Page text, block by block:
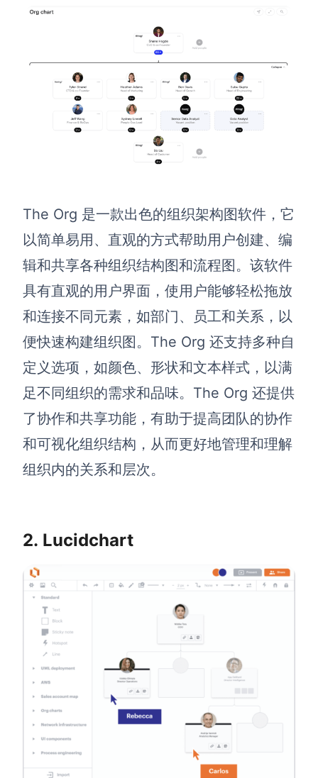
高效协作
团队协作提效
素材整理
敏捷实践
在线绘图
思维和灵感整理
流程整理
路线图
ER图
UML图
数据流图
情绪板
查看所有场景
创意与绘图
AI生成思维导图
AI生成流程图
AI生成用户旅程图
AI生成鱼骨图
AI生成甘特图
AI生成组织结构图
战略与流程设计
AI生成SWOT分析
AI生成5Why分析
AI生成时间管理四象限
AI生成胜任力模型
The Org 是一款出色的组织架构图软件，它
以简单易用、直观的方式帮助用户创建、编
辑和共享各种组织结构图和流程图。该软件
具有直观的用户界面，使用户能够轻松拖放
和连接不同元素，如部门、员工和关系，以
便快速构建组织图。The Org 还支持多种自
定义选项，如颜色、形状和文本样式，以满
足不同组织的需求和品味。The Org 还提供
了协作和共享功能，有助于提高团队的协作
和可视化组织结构，从而更好地管理和理解
组织内的关系和层次。
2. Lucidchart